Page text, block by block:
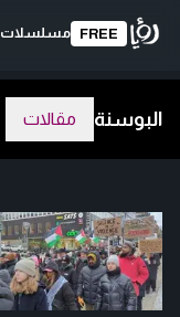
FREE مسلسلات
البوسنة مقالات